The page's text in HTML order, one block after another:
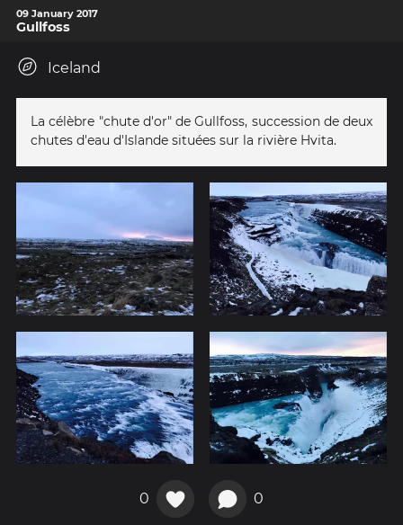
09 January 2017
Gullfoss
Iceland
La célèbre "chute d'or" de Gullfoss, succession de deux
chutes d'eau d'Islande situées sur la rivière Hvita.
0 0